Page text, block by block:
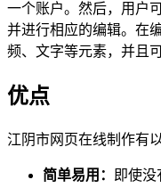
一个账户。然后，用户
并进行相应的编辑。在
频、文字等元素，并且
优点
江阴市网页在线制作有
简单易用：
即使